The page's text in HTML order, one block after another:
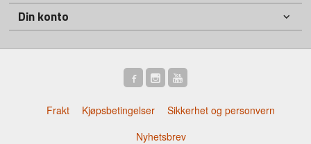
Din konto
Frakt Kjøpsbetingelser
Sikkerhet og personvern
Nyhetsbrev